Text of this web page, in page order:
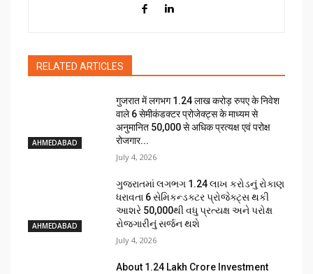
RELATED ARTICLES
AHMEDABAD
गुजरात में लगभग 1.24 लाख करोड़ रुपए के निवेश
वाले 6 सेमीकंडक्टर प्रोजेक्ट्स के माध्यम से
अनुमानित 50,000 से अधिक प्रत्यक्ष एवं परोक्ष
रोजगार...
July 4, 2026
AHMEDABAD
ગુજરાતમાં લગભગ ₹1.24 લાખ કરોડનું રોકાણ
ધરાવતા 6 સેમિકન્ડક્ટર પ્રોજેક્ટ્સ થકી
આશરે 50,000થી વધુ પ્રત્યક્ષ અને પરોક્ષ
રોજગારીનું સર્જન થશે
July 4, 2026
About ₹1.24 Lakh Crore Investment